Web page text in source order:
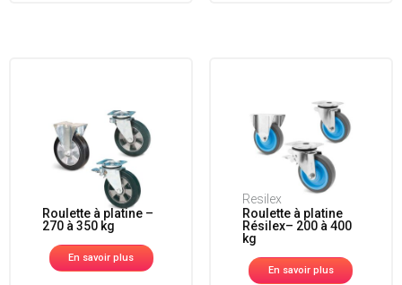
Roulette à platine –
270 à 350 kg
En savoir plus
Resilex
Roulette à platine
Résilex– 200 à 400
kg
En savoir plus